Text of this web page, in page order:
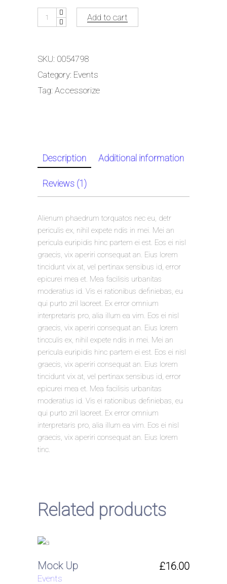
Board
quantity
Add to cart
SKU: 0054798
Category: Events
Tag: Accessorize
Description Additional information
Reviews (1)
Alienum phaedrum torquatos nec eu, detr
periculis ex, nihil expete ndis in mei. Mei an
pericula euripidis hinc partem ei est. Eos ei nisl
graecis, vix aperiri consequat an. Eius lorem
tincidunt vix at, vel pertinax sensibus id, error
epicurei mea et. Mea facilisis urbanitas
moderatius id. Vis ei rationibus definiebas, eu
qui purto zril laoreet. Ex error omnium
interpretaris pro, alia illum ea vim. Eos ei nisl
graecis, vix aperiri consequat an. Eius lorem
tincculis ex, nihil expete ndis in mei. Mei an
pericula euripidis hinc partem ei est. Eos ei nisl
graecis, vix aperiri consequat an. Eius lorem
tincidunt vix at, vel pertinax sensibus id, error
epicurei mea et. Mea facilisis urbanitas
moderatius id. Vis ei rationibus definiebas, eu
qui purto zril laoreet. Ex error omnium
interpretaris pro, alia illum ea vim. Eos ei nisl
graecis, vix aperiri consequat an. Eius lorem
tinc.
Related products
Mock Up £16.00
Events